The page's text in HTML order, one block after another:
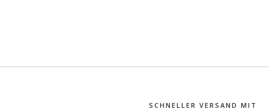
SCHNELLER VERSAND MIT